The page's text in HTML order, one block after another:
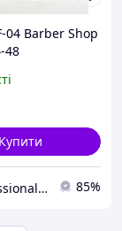
04 Barber Shop
48
Купити
YRE Professional💅🏻 85%